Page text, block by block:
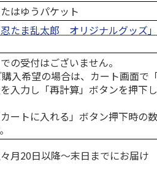
はゆうパケット
忍たま乱太郎 オリジナルグッズ」
の受付はございません。
入希望の場合は、カート画面で
入力し「再計算」ボタンを押下
ートに入れる」ボタン押下時の
月20日以降～末日までにお届け